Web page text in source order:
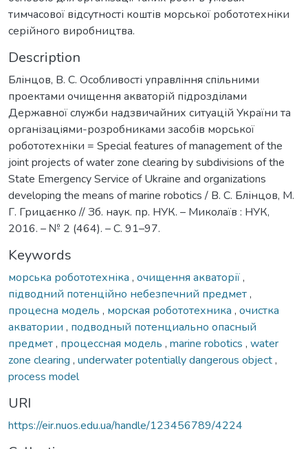
тимчасової відсутності коштів морської робототехніки
серійного виробництва.
Description
Блінцов, В. С. Особливості управління спільними
проектами очищення акваторій підрозділами
Державної служби надзвичайних ситуацій України та
організаціями-розробниками засобів морської
робототехніки = Special features of management of the
joint projects of water zone clearing by subdivisions of the
State Emergency Service of Ukraine and organizations
developing the means of marine robotics / В. С. Блінцов, М.
Г. Грицаєнко // Зб. наук. пр. НУК. – Миколаїв : НУК,
2016. – № 2 (464). – С. 91–97.
Keywords
морська робототехніка , очищення акваторії,
підводний потенційно небезпечний предмет,
процесна модель , морская робототехника , очистка
акватории , подводный потенциально опасный
предмет, процессная модель , marine robotics , water
zone clearing , underwater potentially dangerous object,
process model
URI
https://eir.nuos.edu.ua/handle/123456789/4224